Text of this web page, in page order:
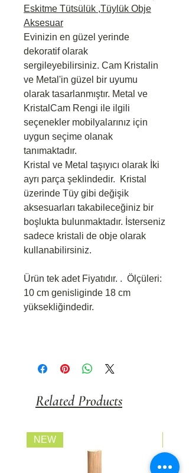
Eskitme Tütsülük ,Tüylük Obje
Aksesuar
Evinizin en güzel yerinde
dekoratif olarak
sergileyebilirsiniz. Cam Kristalin
ve Metal'in güzel bir uyumu
olarak tasarlanmıştır. Metal ve
KristalCam Rengi ile ilgili
seçenekler mobilyalarınız için
uygun seçime olanak
tanımaktadır.
Kristal ve Metal taşıyıcı olarak İki
ayrı parça şeklindedir. Kristal
üzerinde Tüy gibi değişik
aksesuarları takabileceğiniz bir
boşlukta bulunmaktadır. İsterseniz
sadece kristali de obje olarak
kullanabilirsiniz.
Ürün tek adet Fiyatıdır. . Ölçüleri:
10 cm genisliginde 18 cm
yüksekliğindedir.
Related Products
NEW